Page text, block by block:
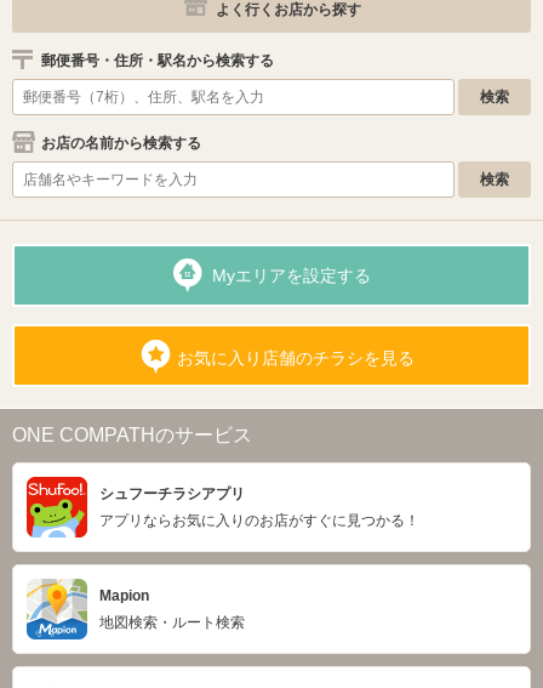
よく行くお店から探す
郵便番号・住所・駅名から検索する
お店の名前から検索する
Myエリアを設定する
お気に入り店舗のチラシを見る
ONE COMPATHのサービス
シュフーチラシアプリ
アプリならお気に入りのお店がすぐに見つかる！
Mapion
地図検索・ルート検索